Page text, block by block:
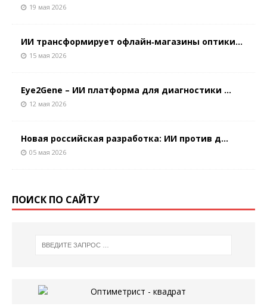
19 мая 2026
ИИ трансформирует офлайн‑магазины оптики...
15 мая 2026
Eye2Gene – ИИ платформа для диагностики ...
12 мая 2026
Новая российская разработка: ИИ против д...
05 мая 2026
ПОИСК ПО САЙТУ